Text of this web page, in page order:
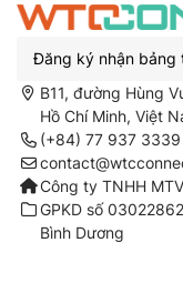
B11, đường Hùng
Hồ Chí Minh, Việt
(+84) 77 937 3339
Công ty TNHH
GPKD số
Bình Dương